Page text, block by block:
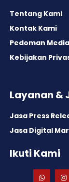
Tentang Kami
Kontak Kami
Pedoman
Kebijakan
Layanan &
Jasa Press
Jasa Digital
Ikuti Kami